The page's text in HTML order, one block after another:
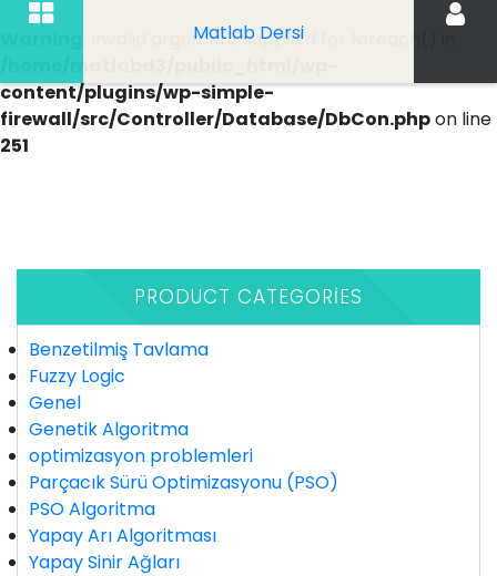
: Invalid argument supplied for foreach() in
content/plugins/wp-simple-
firewall/src/Controller/Database/DbCon.phpon line
251
Matlab Dersi
PRODUCT CATEGORIES
Benzetilmiş Tavlama
Fuzzy Logic
Genel
Genetik Algoritma
optimizasyon problemleri
Parçacık Sürü Optimizasyonu (PSO)
PSO Algoritma
Yapay Arı Algoritması
Yapay Sinir Ağları